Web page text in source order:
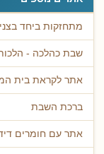
מתחזקות ביחד
שבת כהלכה -
אתר לקראת בית
ברכת השבת
אתר עם חומרים